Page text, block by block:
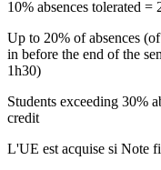
10% absences tolerated
Up to 20% of absences
in before the end of the
1h30)
Students exceeding 30%
credit
L'UE est acquise si Note